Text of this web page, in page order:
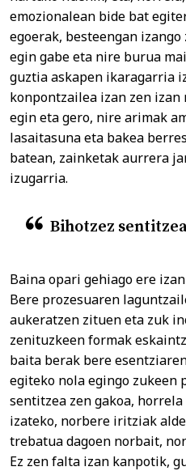
emozionalean bide bat
egoerak, besteengan
egin gabe eta nire burua
guztia askapen ikaragarria
konpontzailea izan zen
egin eta gero, nire arimak
lasaitasuna eta bakea
batean, zainketak aurrera
izugarria.
Bihotzez
Baina opari gehiago ere
Bere prozesuaren
aukeratzen zituen eta zuk
zenituzkeen formak
baita berak bere
egiteko nola egingo zukeen
sentitzea zen gakoa,
izateko, norbere iritziak
trebatua dagoen norbait,
Ez zen falta izan kanpotik,